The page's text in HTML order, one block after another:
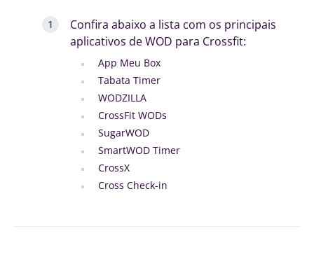
Confira abaixo a lista com os principais
aplicativos de WOD para Crossfit:
App Meu Box
Tabata Timer
WODZILLA
CrossFit WODs
SugarWOD
SmartWOD Timer
CrossX
Cross Check-in